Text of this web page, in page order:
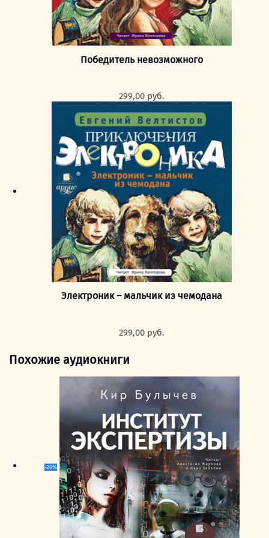
Победитель невозможного
299,00 руб.
Электроник – мальчик из чемодана
299,00 руб.
Похожие аудиокниги
-20%